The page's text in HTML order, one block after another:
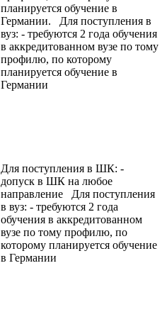
планируется обучение в
Германии. Для поступления в
вуз: - требуются 2 года обучения
в аккредитованном вузе по тому
профилю, по которому
планируется обучение в
Германии
Для поступления в ШК: -
допуск в ШК на любое
направление Для поступления
в вуз: - требуются 2 года
обучения в аккредитованном
вузе по тому профилю, по
которому планируется обучение
в Германии